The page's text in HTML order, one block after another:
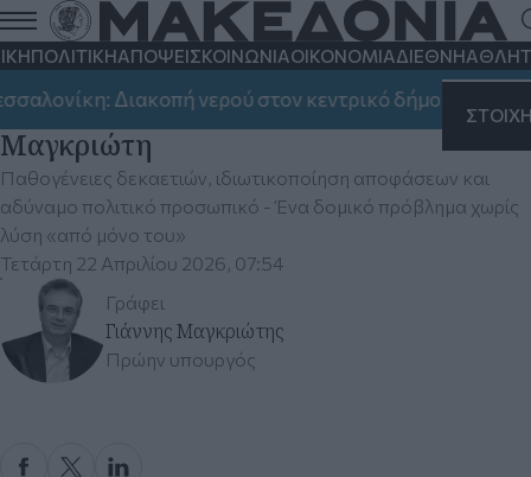
ΠΟΛΙΤΙΚΗΑΠΟΨΕΙΣΚΟΙΝΩΝΙΑΟΙΚΟΝΟΜΙΑΔΙΕΘΝΗ
Διακοπή νερού στον κεντρικό δήμο, στην
Γιατί η ακρίβεια είναι ανεξέλεγκτη και η
διαφθορά διάχυτη; Του Γιάννη
Μαγκριώτη
Παθογένειες δεκαετιών, ιδιωτικοποίηση αποφάσεων και
αδύναμο πολιτικό προσωπικό - Ένα δομικό πρόβλημα χωρίς
λύση «από μόνο του»
Τετάρτη 22 Απριλίου 2026, 07:54
Γράφει
Γιάννης Μαγκριώτης
Πρώην υπουργός